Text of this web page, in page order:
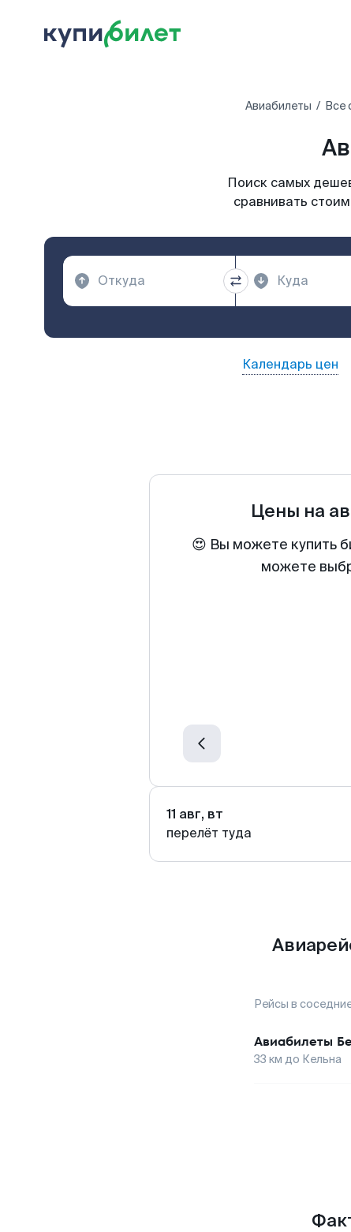
Авиабилеты Все
Поиск самых
сравнивать
Календарь цен
Цены на
😍 Вы можете купить
можете
11 авг, вт
перелёт туда
Рейсы в
Авиабилеты
33 км до Кельна